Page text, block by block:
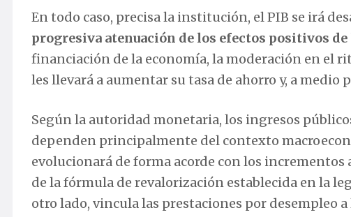
En todo caso, precisa la institución, el PIB se irá
progresiva atenuación de los efectos positivos
financiación de la economía, la moderación en el
les llevará a aumentar su tasa de ahorro y, a
Según la autoridad monetaria, los ingresos
dependen principalmente del contexto
evolucionará de forma acorde con los
de la fórmula de revalorización establecida en la
otro lado, vincula las prestaciones por desempleo